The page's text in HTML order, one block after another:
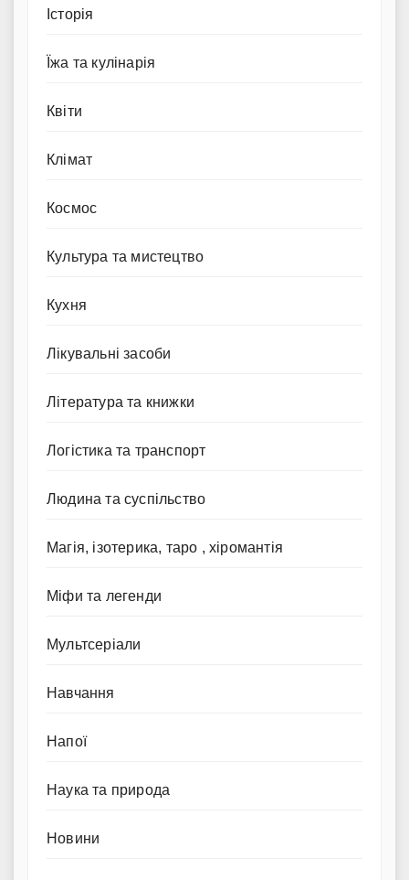
Історія
Їжа та кулінарія
Квіти
Клімат
Космос
Культура та мистецтво
Кухня
Лікувальні засоби
Література та книжки
Логістика та транспорт
Людина та суспільство
Магія, ізотерика, таро , хіромантія
Міфи та легенди
Мультсеріали
Навчання
Напої
Наука та природа
Новини